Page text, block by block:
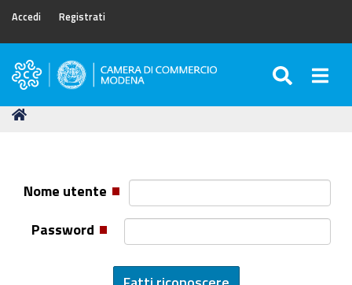
Accedi Registrati
Camera
Commercio
Tu
Nome utente
Password